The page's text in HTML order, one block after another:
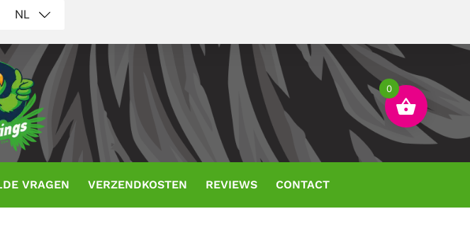
NL
VRAGEN VERZENDKOSTEN REVIEWS CONTACT
0